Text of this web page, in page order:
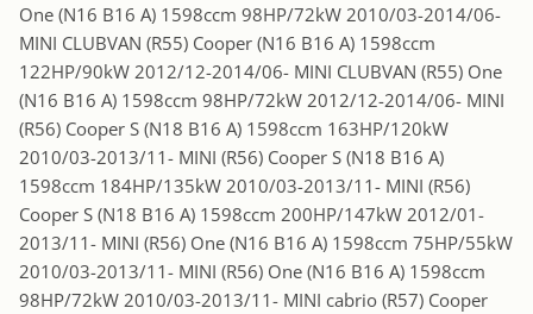
One (N16 B16 A) 1598ccm 98HP/72kW 2010/03-2014/06-
MINI CLUBVAN (R55) Cooper (N16 B16 A) 1598ccm
122HP/90kW 2012/12-2014/06- MINI CLUBVAN (R55) One
(N16 B16 A) 1598ccm 98HP/72kW 2012/12-2014/06- MINI
(R56) Cooper S (N18 B16 A) 1598ccm 163HP/120kW
2010/03-2013/11- MINI (R56) Cooper S (N18 B16 A)
1598ccm 184HP/135kW 2010/03-2013/11- MINI (R56)
Cooper S (N18 B16 A) 1598ccm 200HP/147kW 2012/01-
2013/11- MINI (R56) One (N16 B16 A) 1598ccm 75HP/55kW
2010/03-2013/11- MINI (R56) One (N16 B16 A) 1598ccm
98HP/72kW 2010/03-2013/11- MINI cabrio (R57) Cooper